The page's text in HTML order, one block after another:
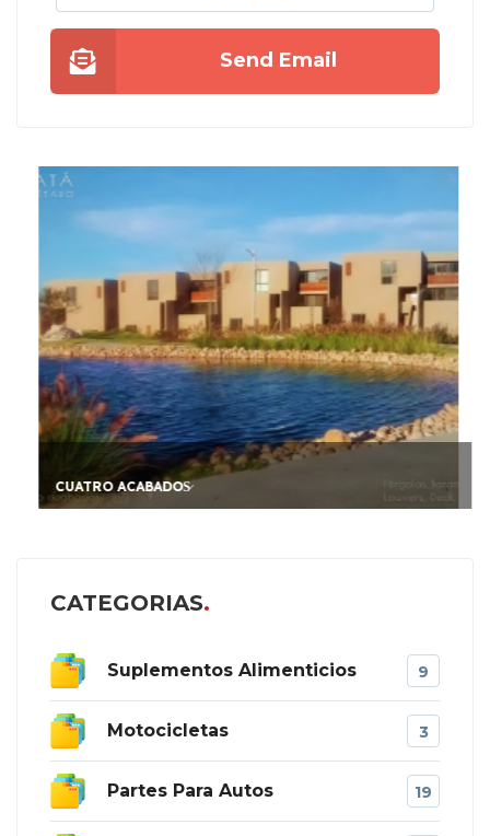
Send Email
CUATRO ACABADOS̷
CATEGORIAS
Suplementos Alimenticios 9
Motocicletas 3
Partes Para Autos 19